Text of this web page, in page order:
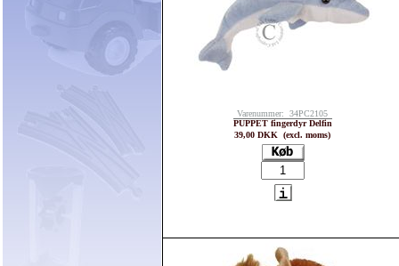
Varenummer: 34PC2105
PUPPET fingerdyr Delfin
39,00 DKK (excl. moms)